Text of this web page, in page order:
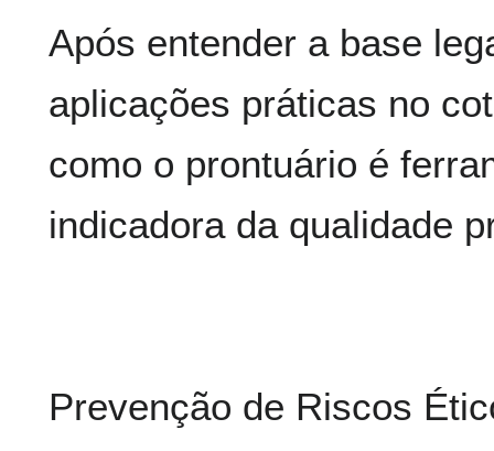
Após entender a base
aplicações práticas no
como o prontuário é
indicadora da qualidade
Prevenção de Riscos